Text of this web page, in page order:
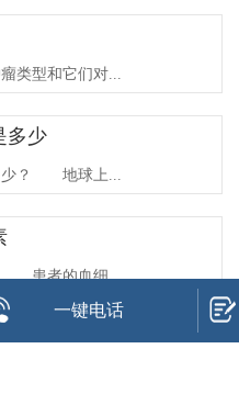
型和它们对...
多少
少？ 地球上...
患者的血细...
一键电话